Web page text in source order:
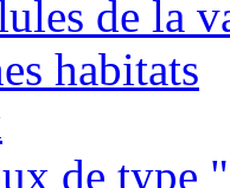
de la
habitats
de type